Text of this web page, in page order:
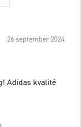
26 september 2024
Adidas kvalité